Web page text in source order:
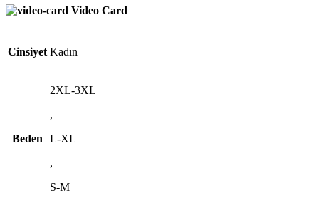
Video Card
Cinsiyet Kadın
Beden
2XL-3XL
,
L-XL
,
S-M